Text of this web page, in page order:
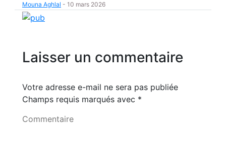
Mouna Aghlal - 10 mars 2026
Laisser un commentaire
Votre adresse e-mail ne sera pas publiée
Champs requis marqués avec *
Commentaire